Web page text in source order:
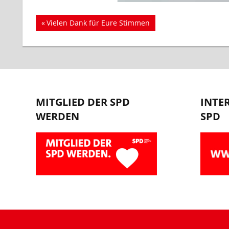
Beitragsnavigation
Vorheriger
Vielen Dank für Eure Stimmen
MITGLIED DER SPD
WERDEN
SPD